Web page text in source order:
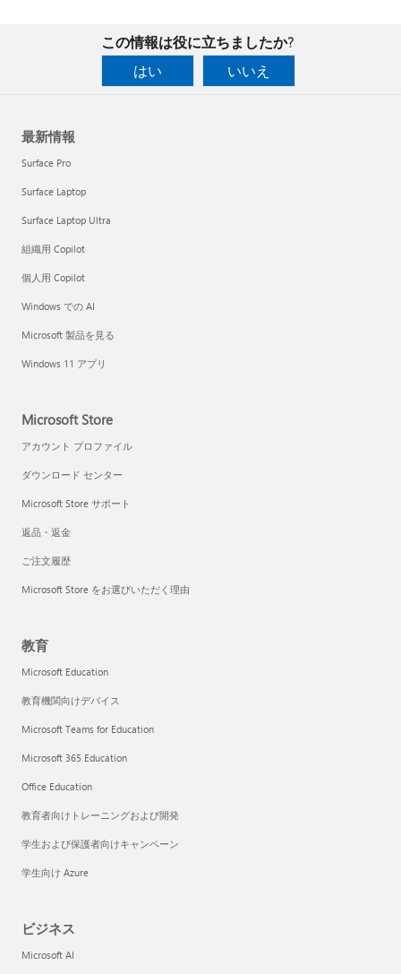
この情報は役に立ちましたか?
はい
いいえ
最新情報
Surface Pro
Surface Laptop
Surface Laptop Ultra
組織用 Copilot
個人用 Copilot
Windows での AI
Microsoft 製品を見る
Windows 11 アプリ
Microsoft Store
アカウント プロファイル
ダウンロード センター
Microsoft Store サポート
返品・返金
ご注文履歴
Microsoft Store をお選びいただく理由
教育
Microsoft Education
教育機関向けデバイス
Microsoft Teams for Education
Microsoft 365 Education
Office Education
教育者向けトレーニングおよび開発
学生および保護者向けキャンペーン
学生向け Azure
ビジネス
Microsoft AI